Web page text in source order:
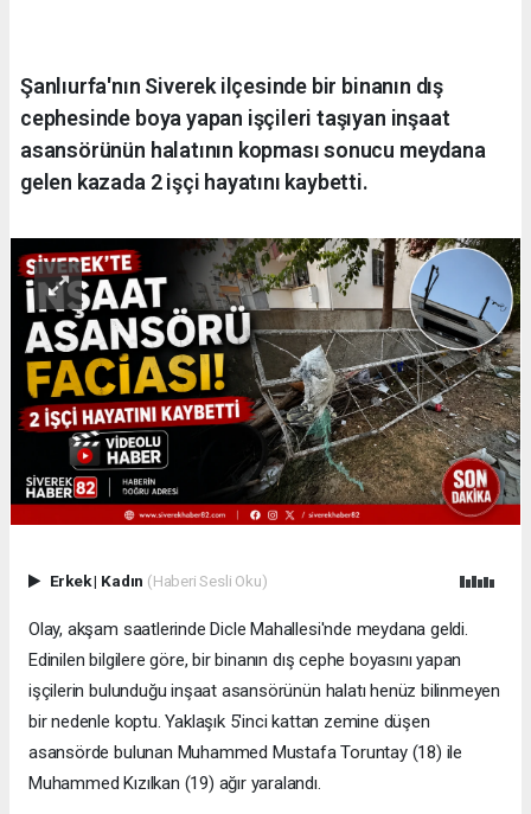
Şanlıurfa'nın Siverek ilçesinde bir binanın dış
cephesinde boya yapan işçileri taşıyan inşaat
asansörünün halatının kopması sonucu meydana
gelen kazada 2 işçi hayatını kaybetti.
Erkek| Kadın (Haberi Sesli Oku)
Olay, akşam saatlerinde Dicle Mahallesi'nde meydana geldi.
Edinilen bilgilere göre, bir binanın dış cephe boyasını yapan
işçilerin bulunduğu inşaat asansörünün halatı henüz bilinmeyen
bir nedenle koptu. Yaklaşık 5'inci kattan zemine düşen
asansörde bulunan Muhammed Mustafa Toruntay (18) ile
Muhammed Kızılkan (19) ağır yaralandı.